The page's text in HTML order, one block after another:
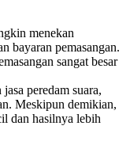
menekan
bayaran pemasangan.
sangat besar
peredam suara,
Meskipun demikian,
dan hasilnya lebih